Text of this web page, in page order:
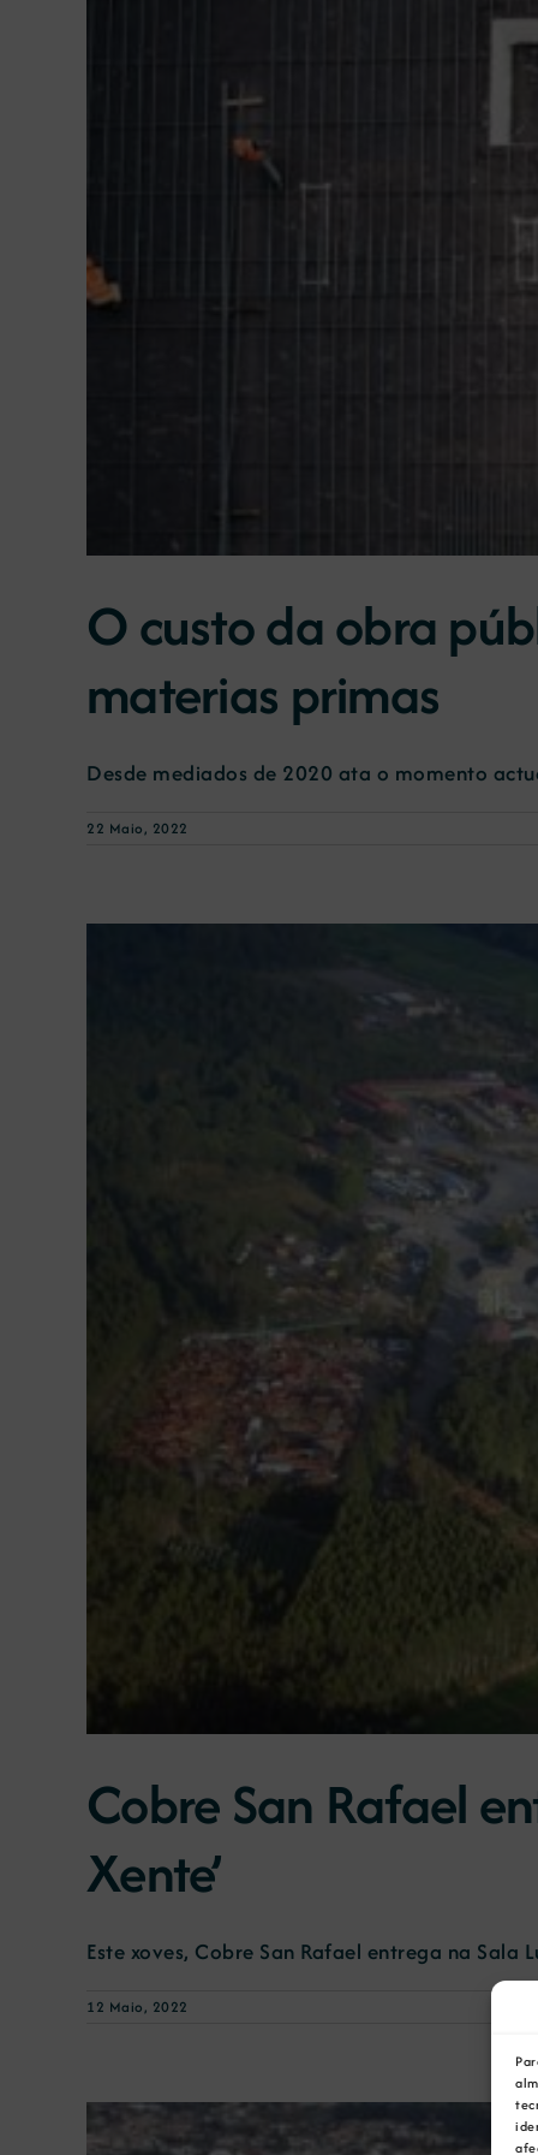
O custo da obra
materias primas
Desde mediados de 2020 ata o momento
22 Maio, 2022
Cobre San Rafael
Xente’
Este xoves, Cobre San Rafael entrega na Sala
12 Maio, 2022